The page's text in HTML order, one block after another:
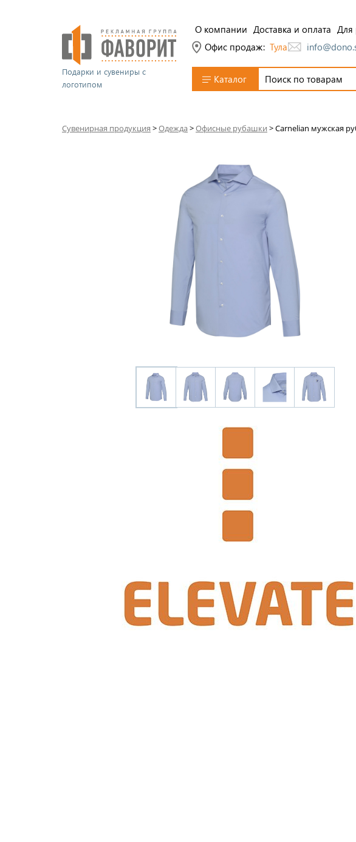
Подарки и сувениры с
логотипом
О компании Доставка и оплата Для
Офис продаж: Тула
Каталог
Сувенирная продукция >Одежда>Офисные рубашки >Carnelian мужская